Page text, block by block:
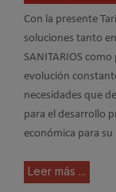
Con la presente
soluciones tanto
SANITARIOS como
evolución
necesidades que
para el desarrollo
económica para su
Leer más ...